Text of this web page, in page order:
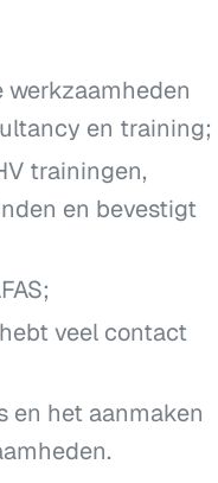
en training;
trainingen,
en bevestigt
veel contact
het aanmaken